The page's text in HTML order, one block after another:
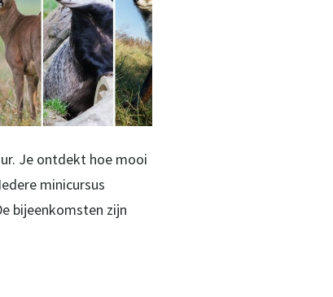
Je ontdekt hoe mooi
minicursus
bijeenkomsten zijn